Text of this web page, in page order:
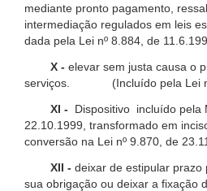
mediante pronto pagamento,
intermediação regulados em
dada pela Lei nº 8.884, de
X - elevar sem justa causa o
serviços. (Incluído pela Lei nº
XI -
Dispositivo incluído pela
22.10.1999, transformado em
conversão na Lei nº 9.870, de
XII - deixar de estipular
sua obrigação ou deixar a fixação